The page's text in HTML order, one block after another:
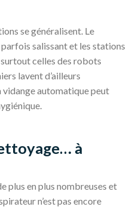
se généralisent. Le
salissant et les stations
celles des robots
lavent d’ailleurs
vidange automatique peut
à
plus en plus nombreuses et
n’est pas encore